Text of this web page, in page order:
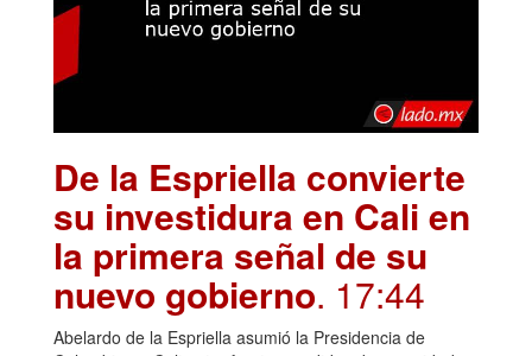
De la Espriella convierte
su investidura en Cali en
la primera señal de su
nuevo gobierno. 17:44
Abelardo de la Espriella asumió la Presidencia de